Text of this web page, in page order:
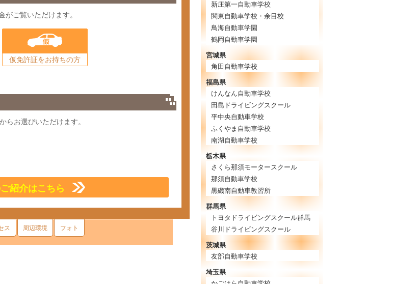
ご覧いただけます。
仮免許証をお持ちの方
らお選びいただけます。
紹介はこちら
ス 周辺環境 フォト
新庄第一自動車学校
関東自動車学校・余目校
鳥海自動車学園
鶴岡自動車学園
宮城県
角田自動車学校
福島県
けんなん自動車学校
田島ドライビングスクール
平中央自動車学校
ふくやま自動車学校
南湖自動車学校
栃木県
さくら那須モータースクール
那須自動車学校
黒磯南自動車教習所
群馬県
トヨタドライビングスクール群馬
谷川ドライビングスクール
茨城県
友部自動車学校
埼玉県